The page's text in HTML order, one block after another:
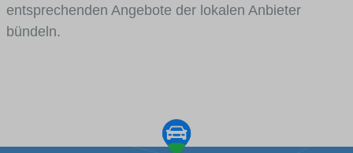
entsprechenden Angebote der lokalen Anbieter
bündeln.